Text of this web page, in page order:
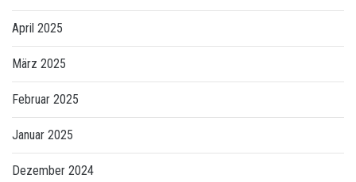
April 2025
März 2025
Februar 2025
Januar 2025
Dezember 2024